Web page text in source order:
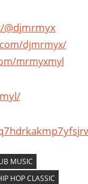
djmrmyx/
mrmyxmyl
MUSIC
HOP CLASSIC